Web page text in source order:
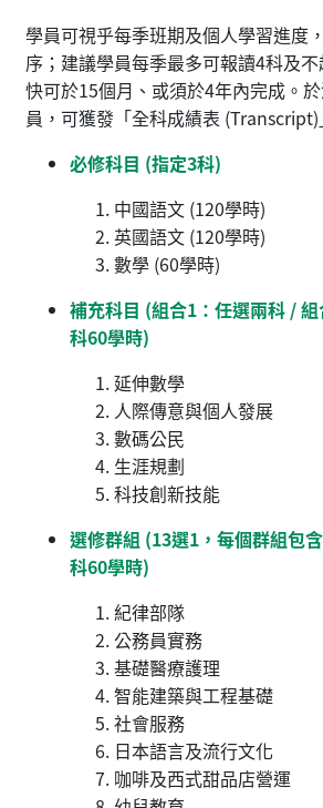
學員可視乎每季班期及個人學習進度
序；建議學員每季最多可報讀4科及
快可於15個月、或須於4年內完成。
員，可獲發「全科成績表 (Transcript)
必修科目 (指定3科)
中國語文 (120學時)
英國語文 (120學時)
數學 (60學時)
補充科目 (組合1：任選兩科 /
科60學時)
延伸數學
人際傳意與個人發展
數碼公民
生涯規劃
科技創新技能
選修群組 (13選1，每個群組包
科60學時)
紀律部隊
公務員實務
基礎醫療護理
智能建築與工程基礎
社會服務
日本語言及流行文化
咖啡及西式甜品店營運